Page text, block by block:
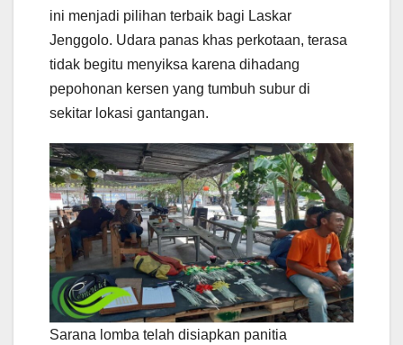
ini menjadi pilihan terbaik bagi Laskar
Jenggolo. Udara panas khas perkotaan, terasa
tidak begitu menyiksa karena dihadang
pepohonan kersen yang tumbuh subur di
sekitar lokasi gantangan.
Sarana lomba telah disiapkan panitia